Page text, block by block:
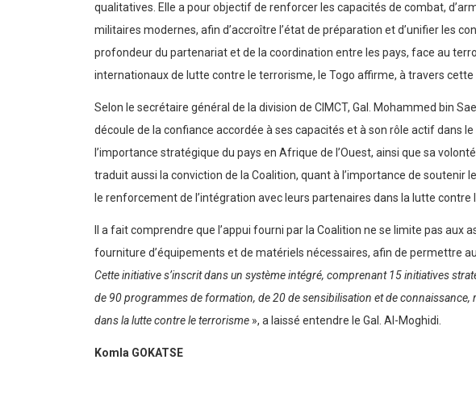
qualitatives. Elle a pour objectif de renforcer les capacités de combat,
militaires modernes, afin d’accroître l’état de préparation et d’unifier les
profondeur du partenariat et de la coordination entre les pays, face au
internationaux de lutte contre le terrorisme, le Togo affirme, à travers
Selon le secrétaire général de la division de CIMCT, Gal. Mohammed bin
découle de la confiance accordée à ses capacités et à son rôle actif
l’importance stratégique du pays en Afrique de l’Ouest, ainsi que sa
traduit aussi la conviction de la Coalition, quant à l’importance de
le renforcement de l’intégration avec leurs partenaires dans la lutte contre
Il a fait comprendre que l’appui fourni par la Coalition ne se limite pas
fourniture d’équipements et de matériels nécessaires, afin de permettre
Cette initiative s’inscrit dans un système intégré, comprenant 15 initiatives
de 90 programmes de formation, de 20 de sensibilisation et de
dans la lutte contre le terrorisme », a laissé entendre le Gal. Al-Moghidi.
Komla GOKATSE